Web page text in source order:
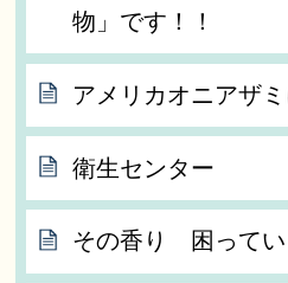
物」です！！
アメリカオニアザ
衛生センター
その香り 困ってい